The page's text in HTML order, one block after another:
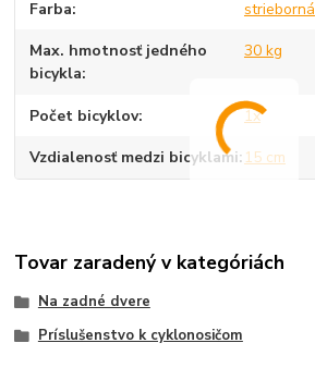
Farba strieborná
Max. hmotnosť jedného
bicykla
30 kg
Počet bicyklov 1x
Vzdialenosť medzi bicyklami 15 cm
Tovar zaradený v kategóriách
Na zadné dvere
Príslušenstvo k cyklonosičom